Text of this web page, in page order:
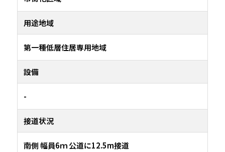
用途地域
第一種低層住居専用地域
設備
-
接道状況
南側 幅員6ｍ 公道に12.5m接道